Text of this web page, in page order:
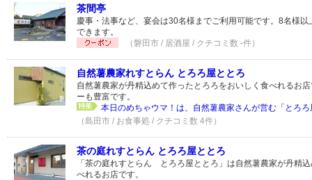
茶間亭
慶事・法事など、宴会は30名様までご利用可能です。8名様
できます。
（磐田市 / 居酒屋 / クチコミ数 -件）
自然薯農家れすとらん とろろ屋ととろ
自然薯農家が丹精込めて作ったとろろをおいしく食べれるお
ーも豊富です。
本日のめちゃウマ！は、自然薯農家さんが営む「とろ
（島田市 / お食事処 / クチコミ数 4件）
茶の庭れすとらん とろろ屋ととろ
「茶の庭れすとらん とろろ屋ととろ」は自然薯農家が丹精
べれるお店です。